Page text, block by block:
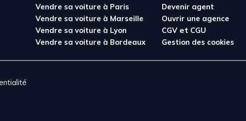
Vendre sa voiture à Paris
Vendre sa voiture à Marseille
Vendre sa voiture à Lyon
Vendre sa voiture à Bordeaux
Devenir agent
Ouvrir une agence
CGV et CGU
Gestion des cookies